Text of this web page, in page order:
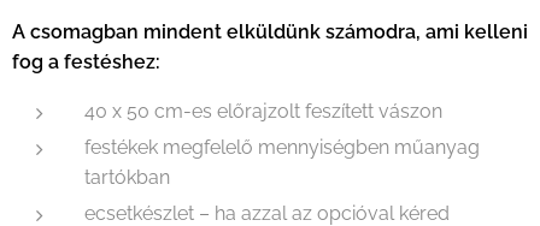
A csomagban mindent elküldünk számodra, ami kelleni
fog a festéshez:
40 x 50 cm-es előrajzolt feszített vászon
festékek megfelelő mennyiségben műanyag
tartókban
ecsetkészlet – ha azzal az opcióval kéred